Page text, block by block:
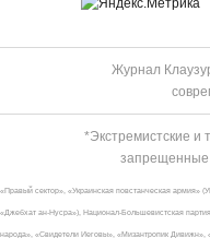
Журнал
*Экстремистские и
запрещенные
«Правый сектор», «Украинская повстанческая
«Джебхат ан-Нусра»), Национал-Большевистская
народа», «Свидетели Иеговы», «Мизантропик Дивижн»,